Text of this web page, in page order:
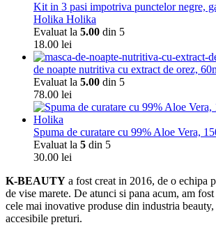
Kit in 3 pasi impotriva punctelor negre,
Holika Holika
Evaluat la 5.00 din 5
18.00 lei
de noapte nutritiva cu extract de orez,
Evaluat la 5.00 din 5
78.00 lei
Spuma de curatare cu 99% Aloe Vera,
Evaluat la 5 din 5
30.00 lei
K-BEAUTY a fost creat in 2016, de o echipa
de vise marete. De atunci si pana acum, am
cele mai inovative produse din industria beauty,
accesibile preturi.